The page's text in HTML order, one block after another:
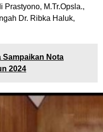
Prastyono, M.Tr.Opsla.,
Dr. Ribka Haluk,
Sampaikan Nota
2024